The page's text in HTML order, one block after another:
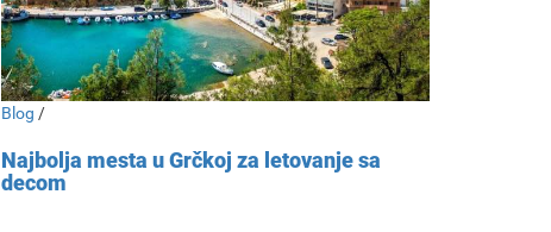
Blog /
Najbolja mesta u Grčkoj za letovanje sa
decom